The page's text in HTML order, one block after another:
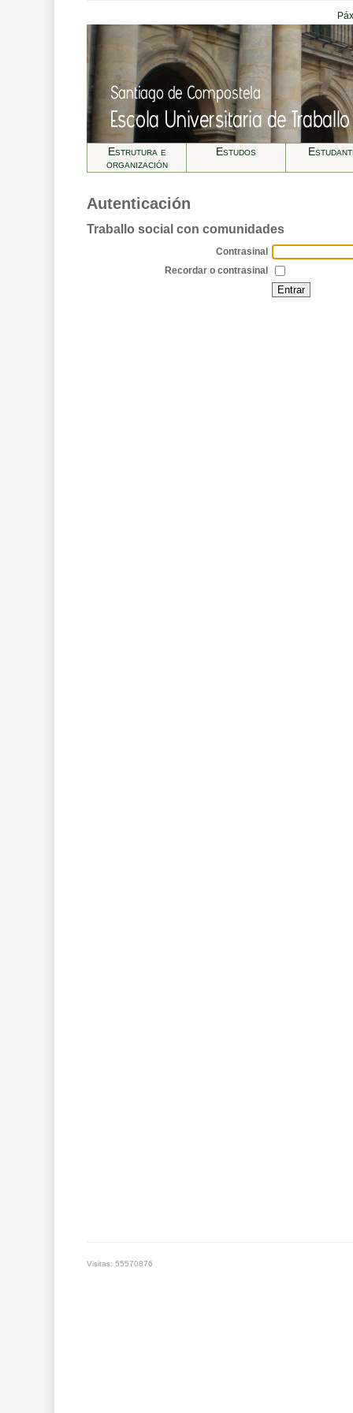
Estrutura e
organización
Estudos
Autenticación
Traballo social con comunidades
Contrasinal
Recordar o contrasinal
Visitas: 55570876